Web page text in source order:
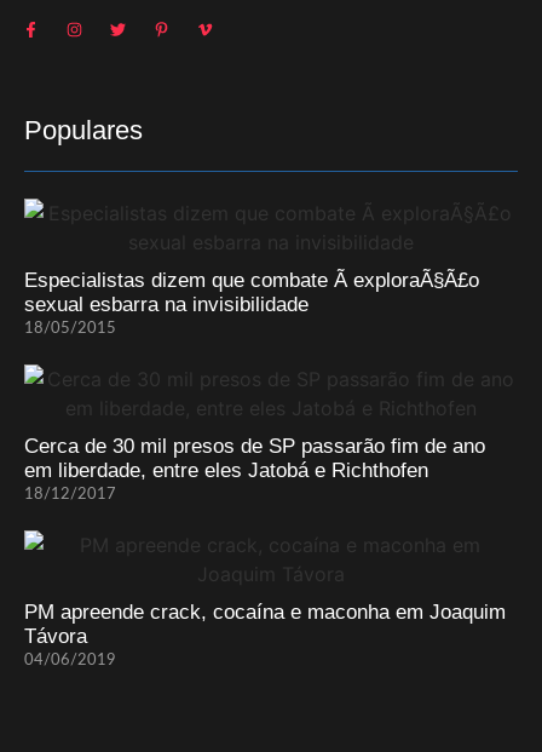
Populares
Especialistas dizem que combate Ã exploraÃ§Ã£o
sexual esbarra na invisibilidade
18/05/2015
Cerca de 30 mil presos de SP passarão fim de ano
em liberdade, entre eles Jatobá e Richthofen
18/12/2017
PM apreende crack, cocaína e maconha em Joaquim
Távora
04/06/2019